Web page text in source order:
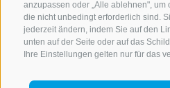
anzupassen oder „Alle ablehnen", um
die nicht unbedingt erforderlich sind.
jederzeit ändern, indem Sie auf den
unten auf der Seite oder auf das
Ihre Einstellungen gelten nur für das
Welche Wanderrouten
sind einige der besten